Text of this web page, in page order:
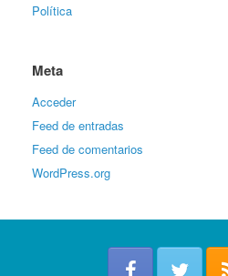
Política
Meta
Acceder
Feed de entradas
Feed de comentarios
WordPress.org